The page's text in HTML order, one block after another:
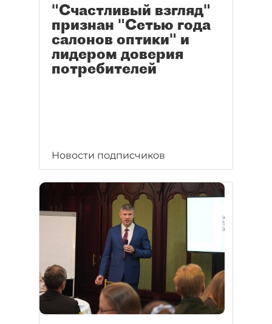
"Счастливый взгляд"
признан "Сетью года
салонов оптики" и
лидером доверия
потребителей
Новости подписчиков